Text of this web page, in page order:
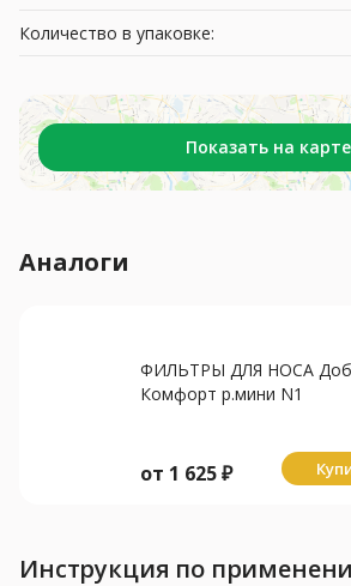
Количество в упаковке:
Показать на карте
Аналоги
ФИЛЬТРЫ ДЛЯ НОСА
Комфорт р.мини N1
от 1 625₽
Инструкция по